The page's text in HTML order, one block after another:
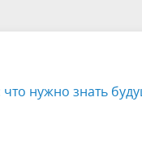
малого и среднего
что нужно знать